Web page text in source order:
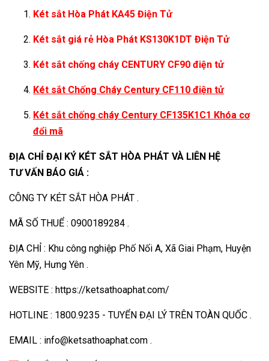
Két sắt Hòa Phát KA45 Điện Tử
Két sắt giá rẻ Hòa Phát KS130K1DT Điện Tử
Két sắt chống cháy CENTURY CF90 điện tử
Két sắt Chống Cháy Century CF110 điện tử
Két sắt chống cháy Century CF135K1C1 Khóa cơ
đổi mã
ĐỊA CHỈ ĐẠI KÝ KÉT SẮT HÒA PHÁT VÀ LIÊN HỆ
TƯ VẤN BÁO GIÁ :
CÔNG TY KÉT SẮT HÒA PHÁT .
MÃ SỐ THUỂ : 0900189284 .
ĐỊA CHỈ : Khu công nghiệp Phố Nối A, Xã Giai Phạm, Huyện
Yên Mỹ, Hưng Yên .
WEBSITE : https://ketsathoaphat.com/
HOTLINE : 1800.9235 - TUYỂN ĐẠI LÝ TRÊN TOÀN QUỐC .
EMAIL : info@ketsathoaphat.com .